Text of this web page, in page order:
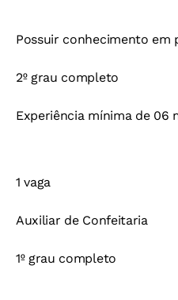
Possuir conhecimento em
2º grau completo
Experiência mínima de 06
1 vaga
Auxiliar de Confeitaria
1º grau completo